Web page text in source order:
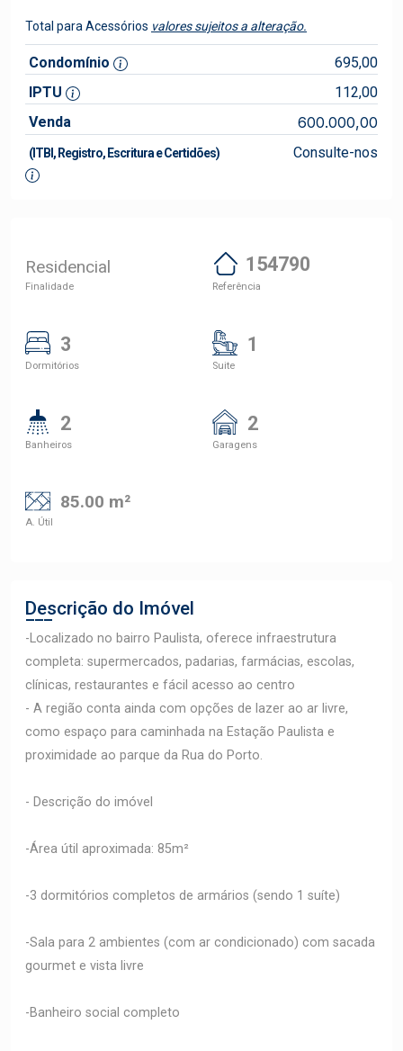
Total para Acessórios valores sujeitos a alteração.
Condomínio
695,00
IPTU
112,00
Venda
600.000,00
(ITBI, Registro, Escritura e Certidões) Consulte-nos
Residencial
Finalidade
154790
Referência
3
Dormitórios
1
Suite
2
Banheiros
2
Garagens
85.00 m²
A. Útil
Descrição do Imóvel
-Localizado no bairro Paulista, oferece infraestrutura
completa: supermercados, padarias, farmácias, escolas,
clínicas, restaurantes e fácil acesso ao centro
- A região conta ainda com opções de lazer ao ar livre,
como espaço para caminhada na Estação Paulista e
proximidade ao parque da Rua do Porto.
- Descrição do imóvel
-Área útil aproximada: 85m²
-3 dormitórios completos de armários (sendo 1 suíte)
-Sala para 2 ambientes (com ar condicionado) com sacada
gourmet e vista livre
-Banheiro social completo